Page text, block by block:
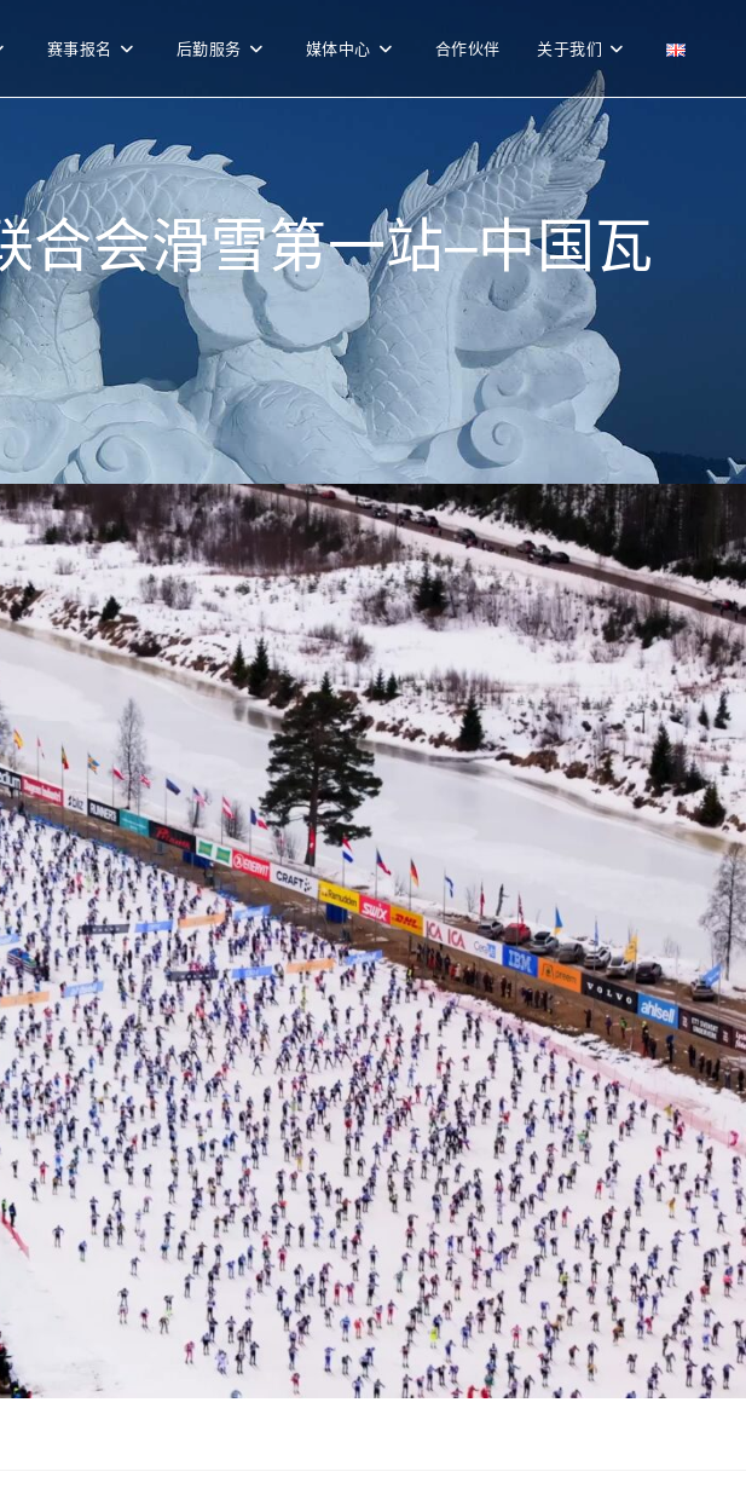
赛事报名 后勤服务 媒体中心 合作伙伴 关于我们
合会滑雪第一站–中国瓦